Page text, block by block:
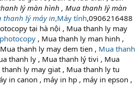
lý màn hình , Mua thanh lý màn
thanh lý máy in,Máy tính,0906216488
tại hà nội , Mua thanh ly may
, Mua thanh ly man hinh ,
thanh ly may dem tien , Mua thanh
thanh ly , Mua thanh lý tivi , Mua
ly may giat , Mua thanh ly tu
in canon , máy in hp , máy in epson ,